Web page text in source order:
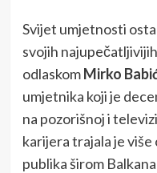
Svijet umjetnosti
svojih
odlaskomMirko
umjetnika koji je
na pozorišnoj i
karijera trajala je
publika širom